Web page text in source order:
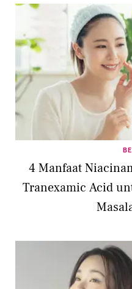
4 Manfaat
Tranexamic Acid